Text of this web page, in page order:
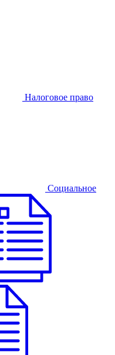
Налоговое право
Cоциальное